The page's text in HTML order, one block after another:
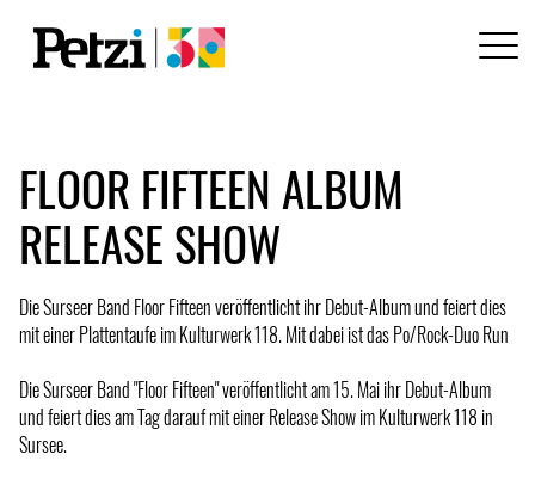
FLOOR FIFTEEN ALBUM
RELEASE SHOW
Die Surseer Band Floor Fifteen veröffentlicht ihr Debut-Album und feiert dies
mit einer Plattentaufe im Kulturwerk 118. Mit dabei ist das Po/Rock-Duo Run
Die Surseer Band "Floor Fifteen" veröffentlicht am 15. Mai ihr Debut-Album
und feiert dies am Tag darauf mit einer Release Show im Kulturwerk 118 in
Sursee.